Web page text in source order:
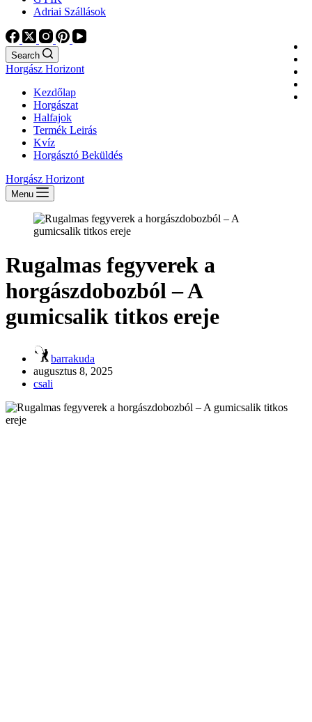
Adriai Szállások
Search
Horgász Horizont
Kezdőlap
Horgászat
Halfajok
Termék Leirás
Kvíz
Horgásztó Beküldés
Horgász Horizont
Menu
Rugalmas fegyverek a
horgászdobozból – A
gumicsalik titkos ereje
barrakuda
augusztus 8, 2025
csali